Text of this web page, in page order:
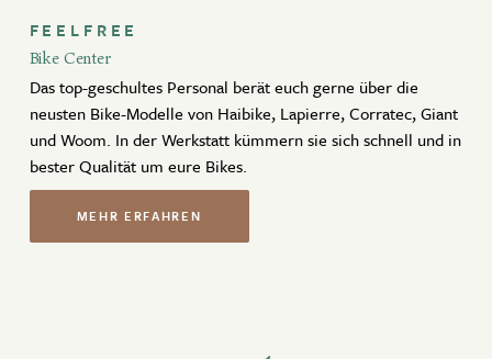
FEELFREE
Bike Center
Das top-geschultes Personal berät euch gerne über die
neusten Bike-Modelle von Haibike, Lapierre, Corratec, Giant
und Woom. In der Werkstatt kümmern sie sich schnell und in
bester Qualität um eure Bikes.
MEHR ERFAHREN